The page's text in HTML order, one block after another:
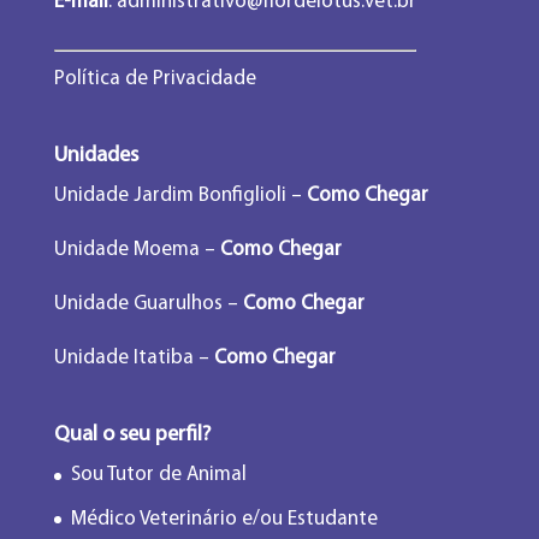
Política de Privacidade
Unidades
Unidade Jardim Bonfiglioli – Como Chegar
Unidade Moema – Como Chegar
Unidade Guarulhos – Como Chegar
Unidade Itatiba – Como Chegar
Qual o seu perfil?
Sou Tutor de Animal
Médico Veterinário e/ou Estudante